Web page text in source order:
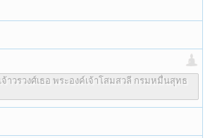
าวรวงศ์เธอ พระองค์เจ้าโสมสวลี กรมหมื่นสุทธ